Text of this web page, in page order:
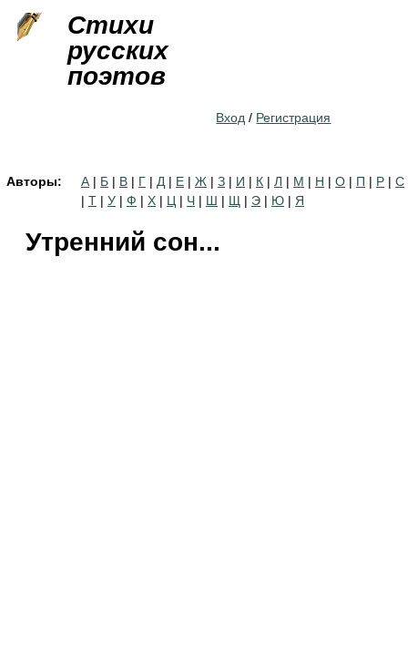
Стихи
русских
поэтов
Вход / Регистрация
Авторы: А | Б | В | Г | Д | Е | Ж | З | И | К | Л | М | Н | О | П | Р | С
| Т | У | Ф | Х | Ц | Ч | Ш | Щ | Э | Ю | Я
Утренний сон...